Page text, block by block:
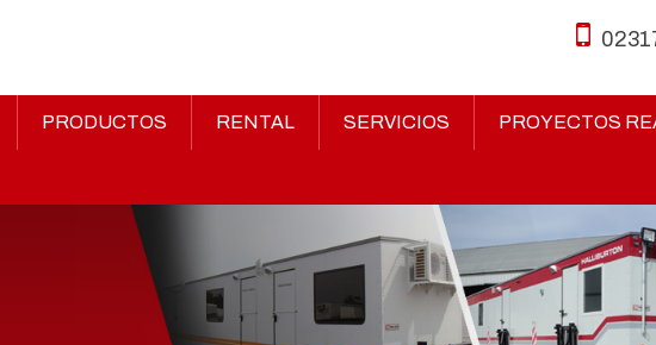
PRODUCTOS RENTAL SERVICIOS PROYECTOS